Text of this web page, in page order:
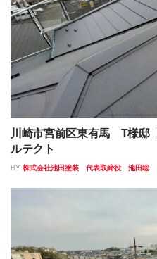
川崎市宮前区東有馬 T様邸
ルテクト
BY 株式会社池田塗装 代表取締役 池田聡